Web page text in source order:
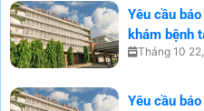
Yêu cầu
khám bệnh
Tháng 10
Yêu cầu